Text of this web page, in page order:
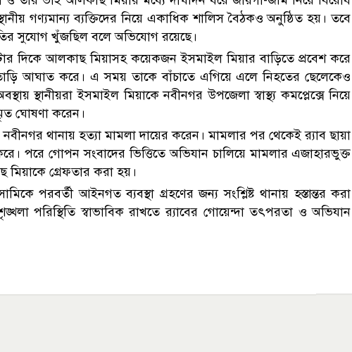
গণ্যমান্য ব্যক্তিদের নিয়ে একাধিক শালিস বৈঠকও অনুষ্ঠিত হয়। তবে
সুযোগ খুঁজছিল বলে অভিযোগ রয়েছে।
দিকে আলকাছ মিয়াসহ কয়েকজন ইসমাইল মিয়ার বাড়িতে প্রবেশ করে
আঘাত করে। এ সময় তাকে বাঁচাতে এগিয়ে এলে নিহতের ছেলেকেও
স্থানীয়রা ইসমাইল মিয়াকে নবীনগর উপজেলা স্বাস্থ্য কমপ্লেক্সে নিয়ে
ঘোষণা করেন।
থানায় হত্যা মামলা দায়ের করেন। মামলার পর থেকেই র‍্যাব ছায়া
পরে গোপন সংবাদের ভিত্তিতে অভিযান চালিয়ে মামলার এজাহারভুক্ত
গ্রেফতার করা হয়।
পরবর্তী আইনগত ব্যবস্থা গ্রহণের জন্য সংশ্লিষ্ট থানায় হস্তান্তর করা
পরিস্থিতি স্বাভাবিক রাখতে র‍্যাবের গোয়েন্দা তৎপরতা ও অভিযান